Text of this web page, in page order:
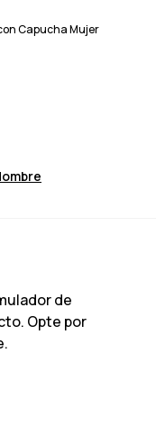
Capucha Mujer
de
Opte por